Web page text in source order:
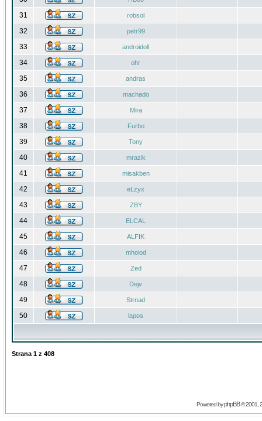
31 robsol
32 petr99
33 androidoll
34 ohr
35 andras
36 machado
37 Mira
38 Furbo
39 Tony
40 mrazik
41 misakben
42 eLzyx
43 ZBY
44 ELCAL
45 ALFIK
46 mholod
47 Zed
48 Dejv
49 Strnad
50 lapos
Strana 1 z 408
Powered byphpBB© 2001,